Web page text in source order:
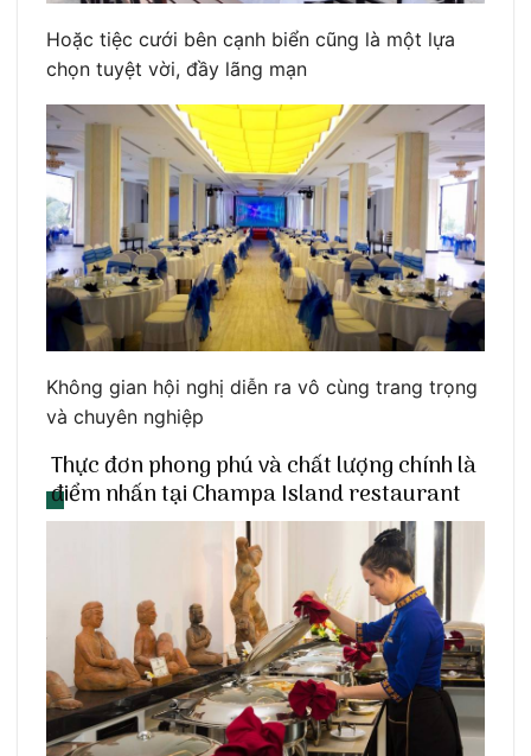
Hoặc tiệc cưới bên cạnh biển cũng là một lựa
chọn tuyệt vời, đầy lãng mạn
Không gian hội nghị diễn ra vô cùng trang trọng
và chuyên nghiệp
Thực đơn phong phú và chất lượng chính là
điểm nhấn tại Champa Island restaurant